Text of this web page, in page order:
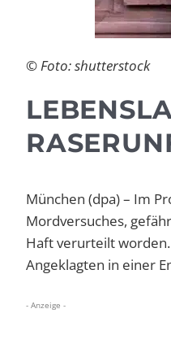
© Foto: shutterstock
München (dpa) – Im
Mordversuches,
Haft verurteilt
Angeklagten in einer
- Anzeige -